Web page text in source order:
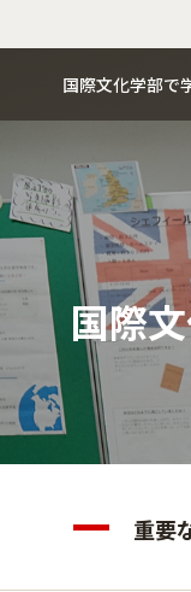
国際文化学部で
国際
重要